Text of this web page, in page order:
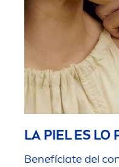
LA PIEL ES LO
Benefíciate del